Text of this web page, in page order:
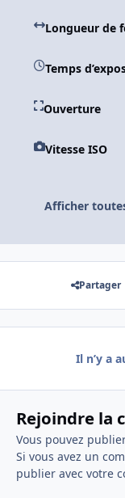
Longueur de
Temps
Ouverture
Vitesse ISO
Afficher
Partager
Il n’y a
Rejoindre la
Vous pouvez
Si vous avez un
publier avec votre